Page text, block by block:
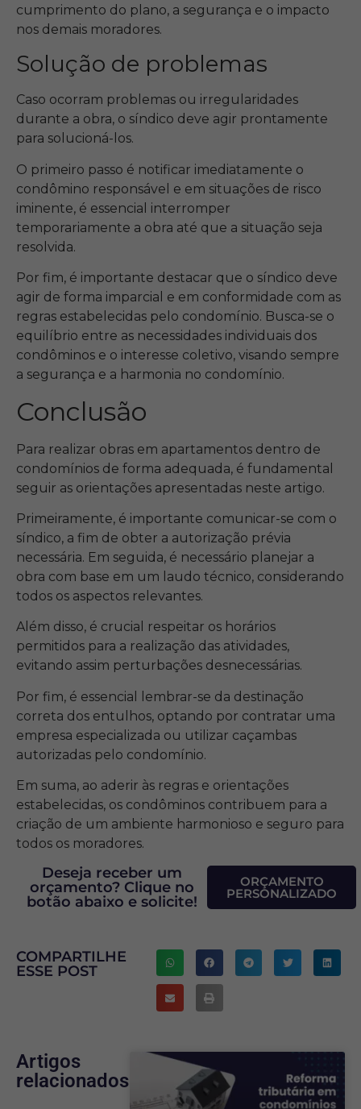
cumprimento do plano, a segurança e o impacto
nos demais moradores.
Solução de problemas
Caso ocorram problemas ou irregularidades
durante a obra, o síndico deve agir prontamente
para solucioná-los.
O primeiro passo é notificar imediatamente o
condômino responsável e em situações de risco
iminente, é essencial interromper
temporariamente a obra até que a situação seja
resolvida.
Por fim, é importante destacar que o síndico deve
agir de forma imparcial e em conformidade com as
regras estabelecidas pelo condomínio. Busca-se o
equilíbrio entre as necessidades individuais dos
condôminos e o interesse coletivo, visando sempre
a segurança e a harmonia no condomínio.
Conclusão
Para realizar obras em apartamentos dentro de
condomínios de forma adequada, é fundamental
seguir as orientações apresentadas neste artigo.
Primeiramente, é importante comunicar-se com o
síndico, a fim de obter a autorização prévia
necessária. Em seguida, é necessário planejar a
obra com base em um laudo técnico, considerando
todos os aspectos relevantes.
Além disso, é crucial respeitar os horários
permitidos para a realização das atividades,
evitando assim perturbações desnecessárias.
Por fim, é essencial lembrar-se da destinação
correta dos entulhos, optando por contratar uma
empresa especializada ou utilizar caçambas
autorizadas pelo condomínio.
Em suma, ao aderir às regras e orientações
estabelecidas, os condôminos contribuem para a
criação de um ambiente harmonioso e seguro para
todos os moradores.
Deseja receber um
orçamento? Clique no
botão abaixo e solicite!
ORÇAMENTO
PERSONALIZADO
COMPARTILHE
ESSE POST
Artigos
relacionados